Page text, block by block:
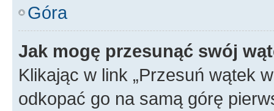
Góra
Jak mogę przesunąć swój
Klikając w link „Przesuń wątek
odkopać go na samą górę